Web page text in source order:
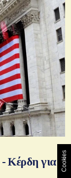
Κέρδη για Cookies